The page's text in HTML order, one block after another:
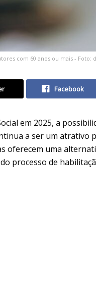
com 60 anos ou mais -
Facebook
em 2025, a
a ser um atrativo
oferecem uma
processo de